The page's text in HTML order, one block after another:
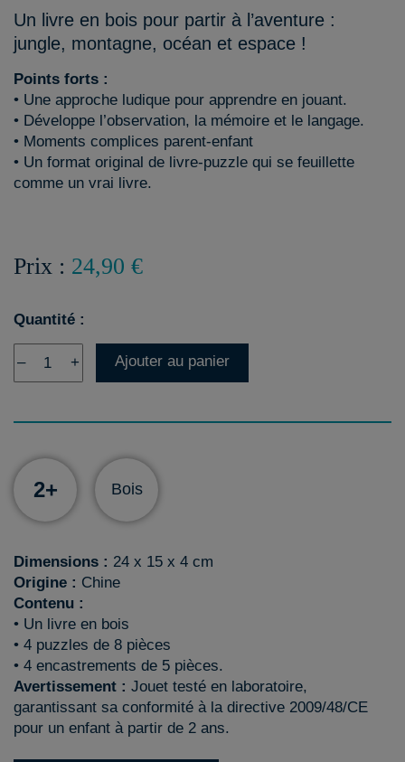
Un livre en bois pour partir à l’aventure :
jungle, montagne, océan et espace !
Points forts :
• Une approche ludique pour apprendre en jouant.
• Développe l’observation, la mémoire et le langage.
• Moments complices parent-enfant
• Un format original de livre-puzzle qui se feuillette
comme un vrai livre.
Prix : 24,90 €
Quantité :
– + Ajouter au panier
2+ Bois
Dimensions : 24 x 15 x 4 cm
Origine : Chine
Contenu :
• Un livre en bois
• 4 puzzles de 8 pièces
• 4 encastrements de 5 pièces.
Avertissement : Jouet testé en laboratoire,
garantissant sa conformité à la directive 2009/48/CE
pour un enfant à partir de 2 ans.